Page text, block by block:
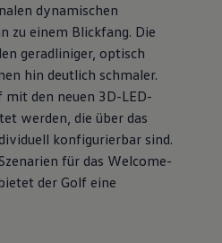
Flüssigkeiten
Unfallhilfe
Teile
Zubehör
und Elektronik
Ladekabel
dynamischen
zu einem Blickfang. Die
geradliniger, optisch
hin deutlich schmaler.
mit den neuen 3D-LED-
werden, die über das
konfigurierbar sind.
für das Welcome-
der Golf eine